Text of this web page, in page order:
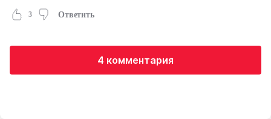
3 Ответить
4 комментария